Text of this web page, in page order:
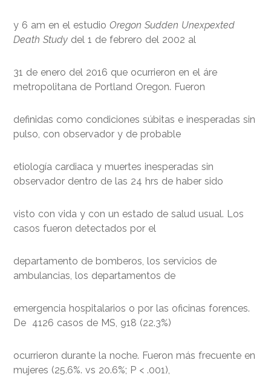
y 6 am en el estudio Oregon Sudden Unexpexted
Death Study del 1 de febrero del 2002 al
31 de enero del 2016 que ocurrieron en el áre
metropolitana de Portland Oregon. Fueron
definidas como condiciones súbitas e inesperadas sin
pulso, con observador y de probable
etiología cardiaca y muertes inesperadas sin
observador dentro de las 24 hrs de haber sido
visto con vida y con un estado de salud usual. Los
casos fueron detectados por el
departamento de bomberos, los servicios de
ambulancias, los departamentos de
emergencia hospitalarios o por las oficinas forences.
De 4126 casos de MS, 918 (22.3%)
ocurrieron durante la noche. Fueron más frecuente en
mujeres (25.6%. vs 20.6%; P < .001),